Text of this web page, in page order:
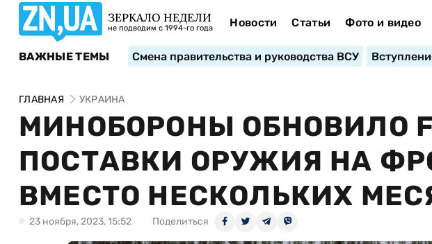
ЗЕРКАЛО НЕДЕЛИ
не подводим с 1994-го года Новости Статьи Фото и видео
ВАЖНЫЕ ТЕМЫ Смена правительства и руководства ВСУ
ГЛАВНАЯ УКРАИНА
МИНОБОРОНЫ ОБНОВИЛО
ПОСТАВКИ ОРУЖИЯ НА
ВМЕСТО НЕСКОЛЬКИХ
23 ноября, 2023, 15:52 Поделиться